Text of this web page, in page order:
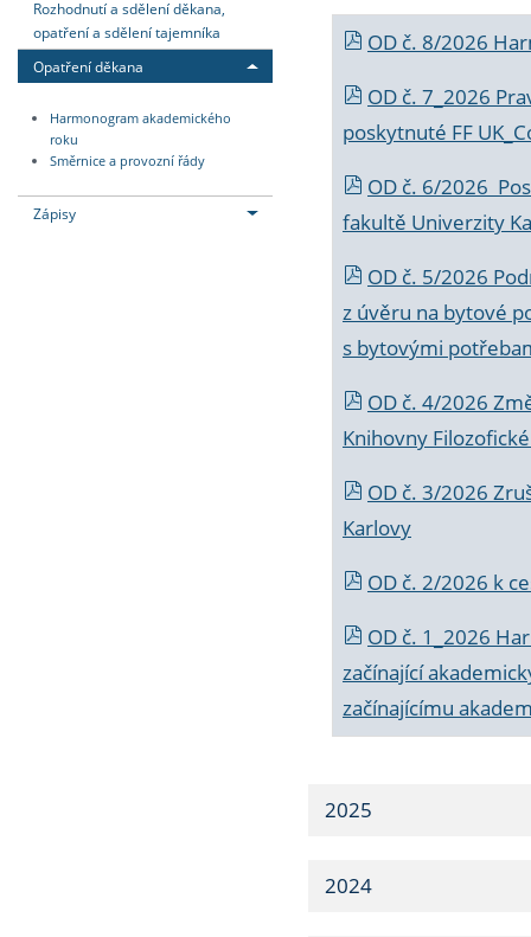
Rozhodnutí a sdělení děkana,
opatření a sdělení tajemníka
Opatření děkana
Harmonogram akademického
roku
Směrnice a provozní řády
Zápisy
OD č. 8/2026
OD č. 7_2026
poskytnuté FF
OD č. 6/2026
fakultě Univerzity
OD č. 5/2026
z úvěru na bytové
s bytovými
OD č. 4/2026
Knihovny
OD č. 3/2026
Karlovy
OD č. 2/2026 k
OD č. 1_2026
začínající
začínajícímu
2025
2024